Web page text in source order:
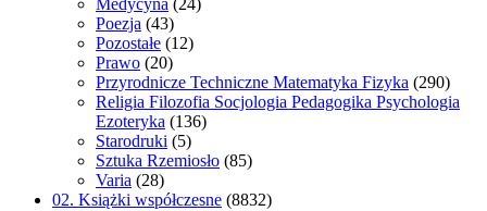
Poezja (43)
Pozostałe (12)
Prawo (20)
Przyrodnicze Techniczne Matematyka Fizyka (290)
Religia Filozofia Socjologia Pedagogika Psychologia
Ezoteryka (136)
Starodruki (5)
Sztuka Rzemiosło (85)
Varia (28)
02. Książki współczesne (8832)